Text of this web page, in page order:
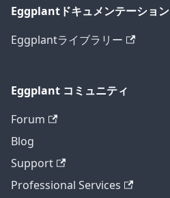
Eggplantドキュメンテーション
Eggplantライブラリー
Eggplant コミュニティ
Forum
Blog
Support
Professional Services